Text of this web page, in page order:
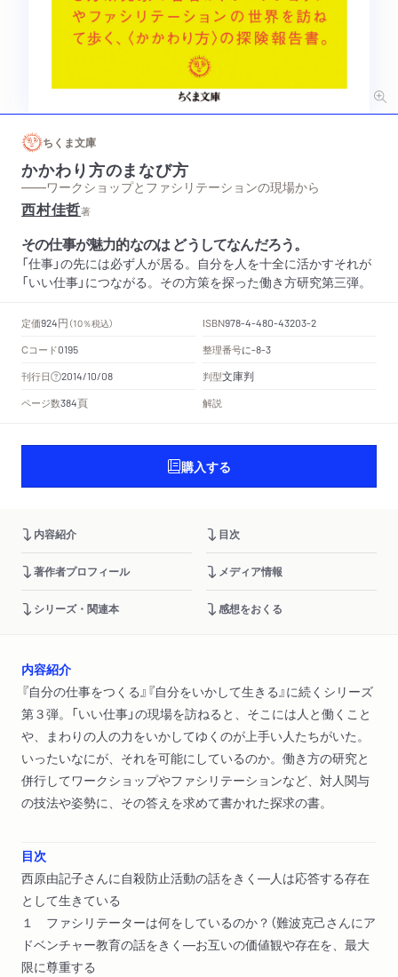
ちくま文庫
かかわり方のまなび方
——ワークショップとファシリテーションの現場から
西村佳哲著
その仕事が魅力的なのは どうしてなんだろう。
「仕事」の先には必ず人が居る。自分を人を十全に活かすそれが
「いい仕事」につながる。その方策を探った働き方研究第三弾。
定価924円 （10％税込） ISBN978-4-480-43203-2
Cコード0195 整理番号に-8-3
刊行日 2014/10/08 判型文庫判
ページ数384頁 解説
購入する
内容紹介 目次
著作者プロフィール メディア情報
シリーズ・関連本 感想をおくる
内容紹介
『自分の仕事をつくる』『自分をいかして生きる』に続くシリーズ
第３弾。「いい仕事」の現場を訪ねると、そこには人と働くこと
や、まわりの人の力をいかしてゆくのが上手い人たちがいた。
いったいなにが、それを可能にしているのか。働き方の研究と
併行してワークショップやファシリテーションなど、対人関与
の技法や姿勢に、その答えを求めて書かれた探求の書。
目次
西原由記子さんに自殺防止活動の話をきく―人は応答する存在
として生きている
１ ファシリテーターは何をしているのか？（難波克己さんにア
ドベンチャー教育の話をきく―お互いの価値観や存在を、最大
限に尊重する